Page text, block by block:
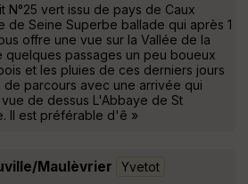
N°25 vert issu de pays de Caux
de Seine Superbe ballade qui après 1
offre une vue sur la Vallée de la
quelques passages un peu boueux
et les pluies de ces derniers jours
de parcours avec une arrivée qui
de dessus L'Abbaye de St
Il est préférable d'ê »
Maulèvrier Yvetot